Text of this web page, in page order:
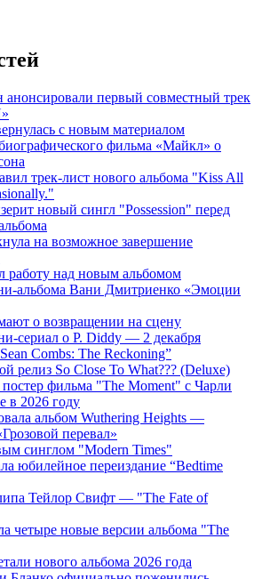
анонсировали первый совместный трек
с новым материалом
фильма «Майкл» о
трек-лист нового альбома "Kiss All
новый сингл "Possession" перед
на возможное завершение
работу над новым альбомом
альбома Вани Дмитриенко «Эмоции
о возвращении на сцену
сериал о P. Diddy — 2 декабря
Combs: The Reckoning”
релиз So Close To What??? (Deluxe)
фильма "The Moment" с Чарли
в 2026 году
альбом Wuthering Heights —
перевал»
синглом "Modern Times"
юбилейное переиздание “Bedtime
Тейлор Свифт — "The Fate of
четыре новые версии альбома "The
нового альбома 2026 года